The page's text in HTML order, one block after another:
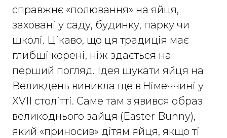
справжнє «полювання» на яйця,
заховані у саду, будинку, парку чи
школі. Цікаво, що ця традиція має
глибші корені, ніж здається на
перший погляд. Ідея шукати яйця на
Великдень виникла ще в Німеччині у
XVII столітті. Саме там з'явився образ
великоднього зайця (Easter Bunny),
який «приносив» дітям яйця, якщо ті